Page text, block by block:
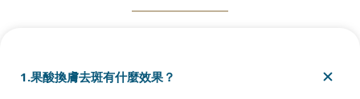
1.果酸換膚去斑有什麼效果？